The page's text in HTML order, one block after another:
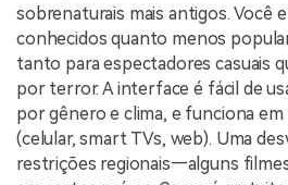
sobrenaturais mais antigos.
conhecidos quanto menos
tanto para espectadores casuais
por terror. A interface é fácil de
por gênero e clima, e funciona
(celular, smart TVs, web). Uma
restrições regionais—alguns